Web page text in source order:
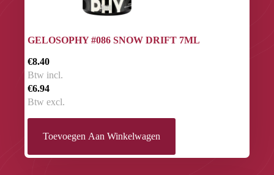
GELOSOPHY #086 SNOW DRIFT 7ML
€8.40
Btw incl.
€6.94
Btw excl.
Toevoegen Aan Winkelwagen